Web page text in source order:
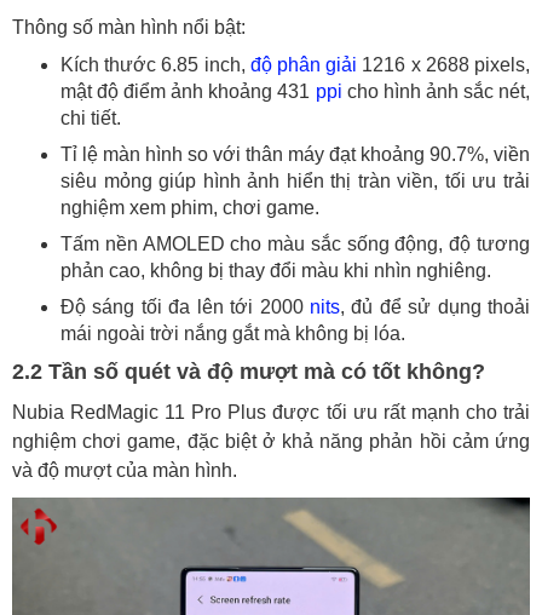
Thông số màn hình nổi bật:
Kích thước 6.85 inch, độ phân giải 1216 x 2688 pixels,
mật độ điểm ảnh khoảng 431 ppi cho hình ảnh sắc nét,
chi tiết.
Tỉ lệ màn hình so với thân máy đạt khoảng 90.7%, viền
siêu mỏng giúp hình ảnh hiển thị tràn viền, tối ưu trải
nghiệm xem phim, chơi game.
Tấm nền AMOLED cho màu sắc sống động, độ tương
phản cao, không bị thay đổi màu khi nhìn nghiêng.
Độ sáng tối đa lên tới 2000 nits, đủ để sử dụng thoải
mái ngoài trời nắng gắt mà không bị lóa.
2.2 Tần số quét và độ mượt mà có tốt không?
Nubia RedMagic 11 Pro Plus được tối ưu rất mạnh cho trải
nghiệm chơi game, đặc biệt ở khả năng phản hồi cảm ứng
và độ mượt của màn hình.